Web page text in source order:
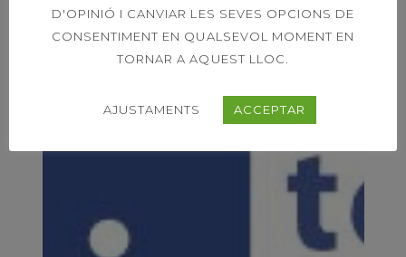
D'OPINIÓ I CANVIAR LES SEVES OPCIONS DE
CONSENTIMENT EN QUALSEVOL MOMENT EN
TORNAR A AQUEST LLOC.
AJUSTAMENTS ACCEPTAR